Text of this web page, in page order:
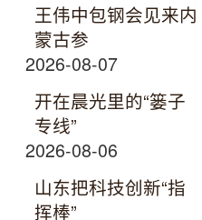
王伟中包钢会见来内
蒙古参
2026-08-07
开在晨光里的“篓子
专线”
2026-08-06
山东把科技创新“指
挥棒”